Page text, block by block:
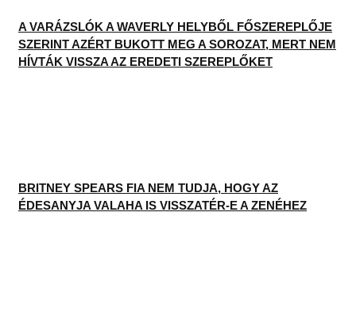
A VARÁZSLÓK A WAVERLY HELYBŐL FŐSZEREPLŐJE
SZERINT AZÉRT BUKOTT MEG A SOROZAT, MERT NEM
HÍVTÁK VISSZA AZ EREDETI SZEREPLŐKET
BRITNEY SPEARS FIA NEM TUDJA, HOGY AZ
ÉDESANYJA VALAHA IS VISSZATÉR-E A ZENÉHEZ